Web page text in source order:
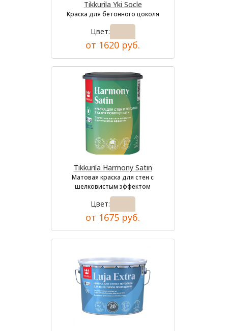
Tikkurila Yki Socle
Краска для бетонного цоколя
Цвет:
от 1620 руб.
Tikkurila Harmony Satin
Матовая краска для стен с
шелковистым эффектом
Цвет:
от 1675 руб.